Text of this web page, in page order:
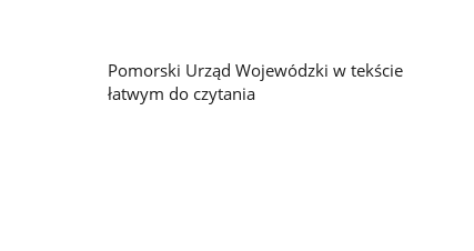
Pomorski Urząd Wojewódzki w tekście
łatwym do czytania